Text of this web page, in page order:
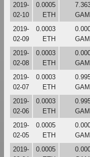
2019-
02-10
0.0005
ETH
2019-
02-09
0.0003
ETH
2019-
02-08
0.0003
ETH
2019-
02-07
0.0003
ETH
2019-
02-06
0.0003
ETH
2019-
02-05
0.0005
ETH
2019-
0.0005